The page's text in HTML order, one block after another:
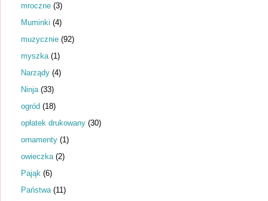
mroczne (3)
Muminki (4)
muzycznie (92)
myszka (1)
Narządy (4)
Ninja (33)
ogród (18)
opłatek drukowany (30)
ornamenty (1)
owieczka (2)
Pająk (6)
Państwa (11)